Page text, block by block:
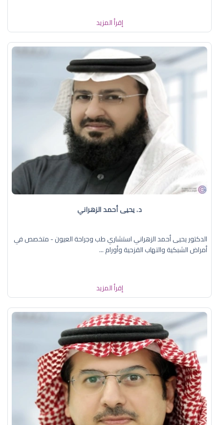
إقرأ المزيد
د. يحيى أحمد الزهراني
الدكتور يحيى أحمد الزهراني استشاري طب وجراحة العيون - متخصص في
أمراض الشبكية والتهاب القزحية وأورام ...
إقرأ المزيد